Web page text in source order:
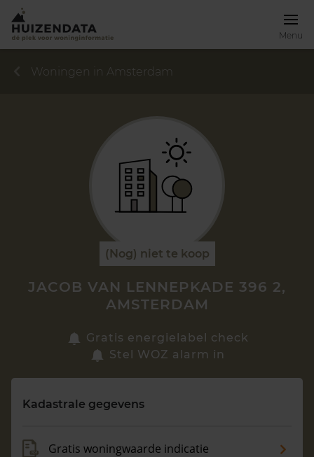
Menu
Vragen? Neem contact met ons op
088 220 4200
Woningen in Amsterdam
(Nog) niet te koop
JACOB VAN LENNEPKADE 396 2,
AMSTERDAM
Gratis energielabel check
Stel WOZ alarm in
Kadastrale gegevens
Gratis woningwaarde indicatie